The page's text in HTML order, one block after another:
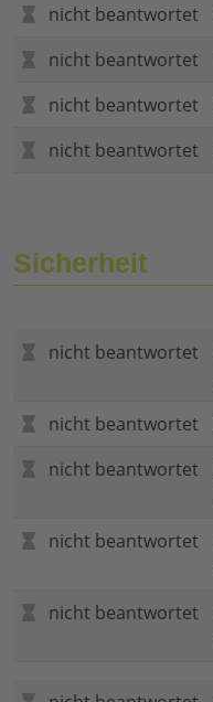
nicht beantwortet
nicht beantwortet
nicht beantwortet
nicht beantwortet
Sicherheit
nicht beantwortet
nicht beantwortet
nicht beantwortet
nicht beantwortet
nicht beantwortet